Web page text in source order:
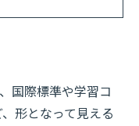
国際標準や学習コ
形となって見える